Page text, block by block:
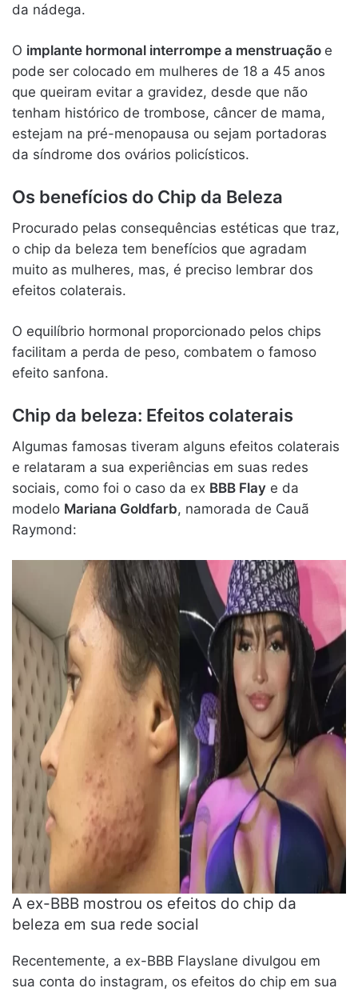
da nádega.
O implante hormonal interrompe a menstruação e
pode ser colocado em mulheres de 18 a 45 anos
que queiram evitar a gravidez, desde que não
tenham histórico de trombose, câncer de mama,
estejam na pré-menopausa ou sejam portadoras
da síndrome dos ovários policísticos.
Os benefícios do Chip da Beleza
Procurado pelas consequências estéticas que traz,
o chip da beleza tem benefícios que agradam
muito as mulheres, mas, é preciso lembrar dos
efeitos colaterais.
O equilíbrio hormonal proporcionado pelos chips
facilitam a perda de peso, combatem o famoso
efeito sanfona.
Chip da beleza: Efeitos colaterais
Algumas famosas tiveram alguns efeitos colaterais
e relataram a sua experiências em suas redes
sociais, como foi o caso da ex BBB Flay e da
modelo Mariana Goldfarb, namorada de Cauã
Raymond:
A ex-BBB mostrou os efeitos do chip da
beleza em sua rede social
Recentemente, a ex-BBB Flayslane divulgou em
sua conta do instagram, os efeitos do chip em sua